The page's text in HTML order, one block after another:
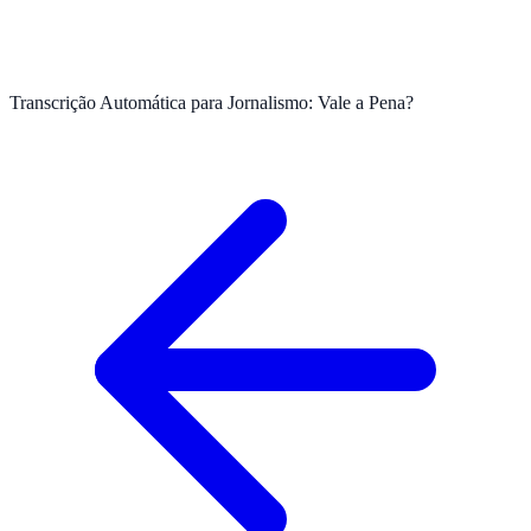
Transcrição Automática para Jornalismo: Vale a Pena?